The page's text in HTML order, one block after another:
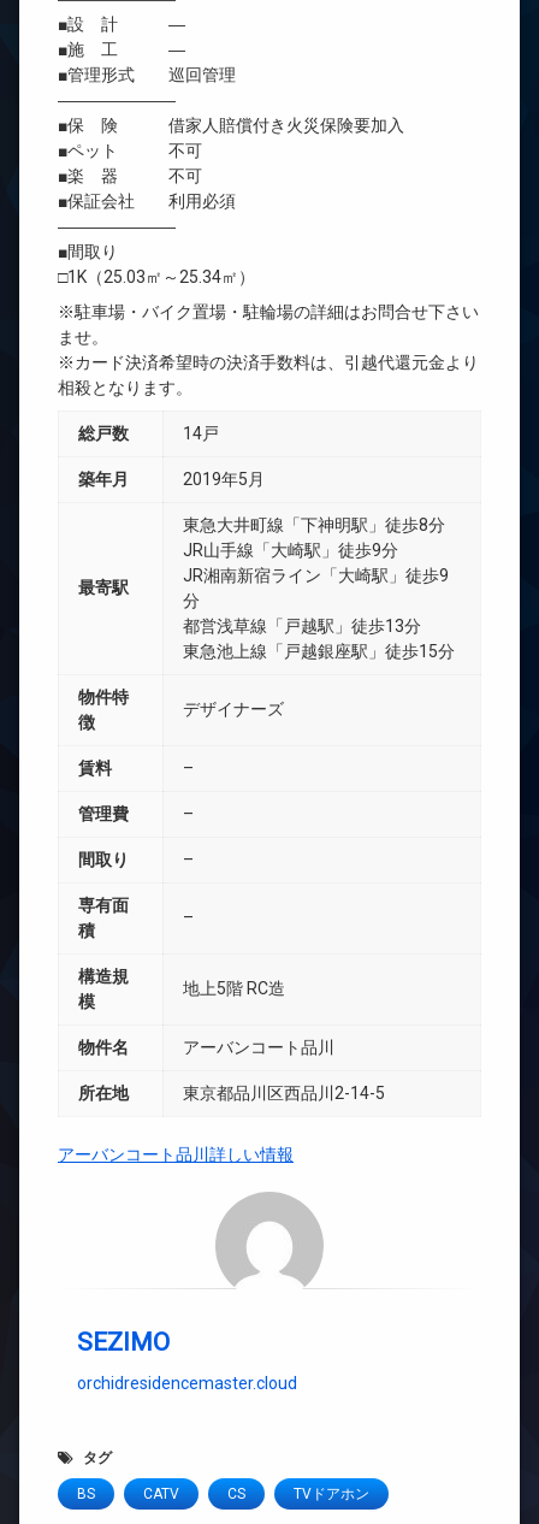
■設 計 ―
■施 工 ―
■管理形式 巡回管理
―――――――
■保 険 借家人賠償付き火災保険要加入
■ペット 不可
■楽 器 不可
■保証会社 利用必須
―――――――
■間取り
□1K（25.03㎡～25.34㎡）
※駐車場・バイク置場・駐輪場の詳細はお問合せ下さい
ませ。
※カード決済希望時の決済手数料は、引越代還元金より
相殺となります。
総戸数 14戸
築年月 2019年5月
最寄駅
東急大井町線「下神明駅」徒歩8分
JR山手線「大崎駅」徒歩9分
JR湘南新宿ライン「大崎駅」徒歩9
分
都営浅草線「戸越駅」徒歩13分
東急池上線「戸越銀座駅」徒歩15分
物件特
徴
デザイナーズ
賃料 –
管理費 –
間取り –
専有面
積
–
構造規
模
地上5階 RC造
物件名 アーバンコート品川
所在地 東京都品川区西品川2-14-5
アーバンコート品川詳しい情報
SEZIMO
orchidresidencemaster.cloud
タグ
BS CATV CS TVドアホン